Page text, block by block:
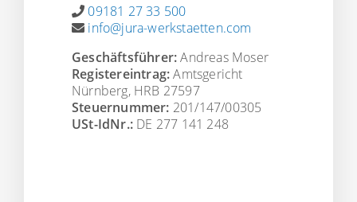
09181 27 33 500
info@jura-werkstaetten.com
Geschäftsführer:Andreas Moser
Registereintrag:Amtsgericht
Nürnberg, HRB 27597
Steuernummer: 201/147/00305
USt-IdNr.: DE 277 141 248